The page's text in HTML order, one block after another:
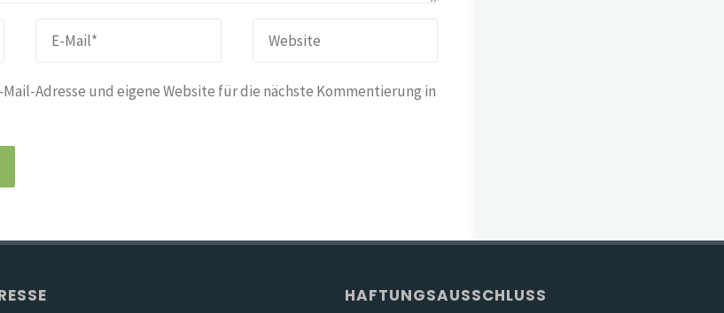
Mail-Adresse und eigene Website für die nächste Kommentierung in
HAFTUNGSAUSSCHLUSS